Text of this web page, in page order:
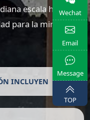
escala hasta
para la minería a
INCLUYEN
Wechat
Email
Message
TOP